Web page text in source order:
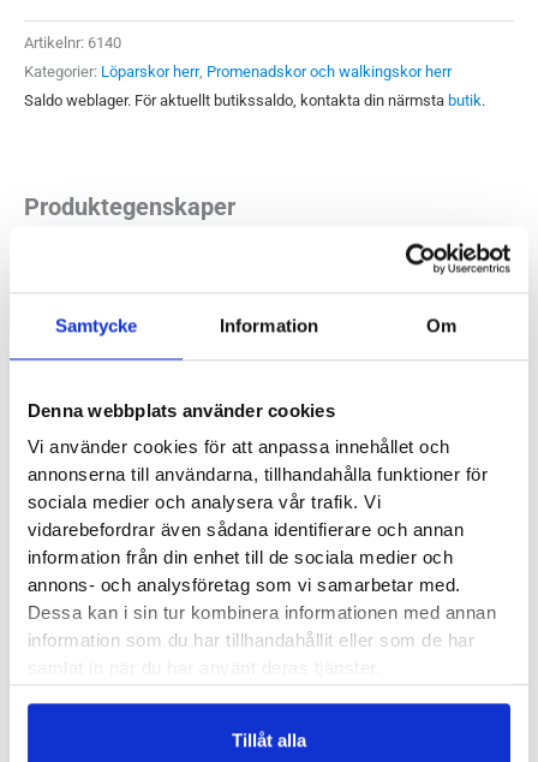
Samtycke Information Om
Denna webbplats använder cookies
Vi använder cookies för att anpassa innehållet och
annonserna till användarna, tillhandahålla funktioner för
sociala medier och analysera vår trafik. Vi
vidarebefordrar även sådana identifierare och annan
information från din enhet till de sociala medier och
annons- och analysföretag som vi samarbetar med.
Dessa kan i sin tur kombinera informationen med annan
information som du har tillhandahållit eller som de har
samlat in när du har använt deras tjänster.
Tillåt alla
Artikelnr: 6140
Kategorier: Löparskor herr, Promenadskor och walkingskor herr
Saldo weblager. För aktuellt butikssaldo, kontakta din närmsta butik.
Produktegenskaper
MBT
MBT lanserades redan 1996 och har sedan dess både fått ett
bredare sortiment och utvecklats till att variera i graden av
instabilitet mellan olika modeller. MBT-skorna finns i olika
modeller och används för arbete, fritid och sport.Den